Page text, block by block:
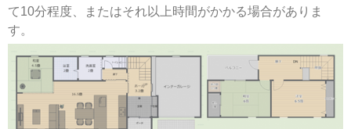
て10分程度、またはそれ以上時間がかかる場合がありま
す。